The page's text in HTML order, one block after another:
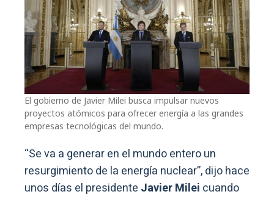
El gobierno de Javier Milei busca impulsar nuevos
proyectos atómicos para ofrecer energía a las grandes
empresas tecnológicas del mundo.
“Se va a generar en el mundo entero un
resurgimiento de la energía nuclear”, dijo hace
unos días el presidente Javier Milei cuando